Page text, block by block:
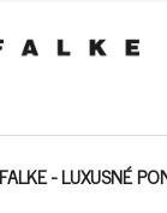
FALKE - LUXUSNÉ